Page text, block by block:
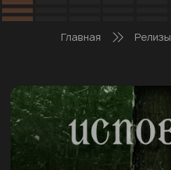
Главная Релизы